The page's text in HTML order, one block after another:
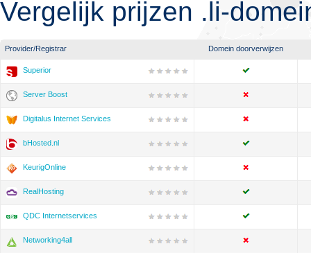
Vergelijk prijzen .li-
Provider/Registrar Domein doorverwijzen
Superior
Server Boost
Digitalus Internet Services
bHosted.nl
KeurigOnline
RealHosting
QDC Internetservices
Networking4all